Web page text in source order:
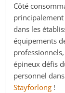
Côté
dans les
équipements
épineux défis
personnel
Stayforlong !